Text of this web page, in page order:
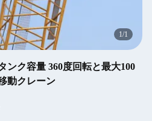
1/1
ンク容量 360度回転と最大100
動クレーン